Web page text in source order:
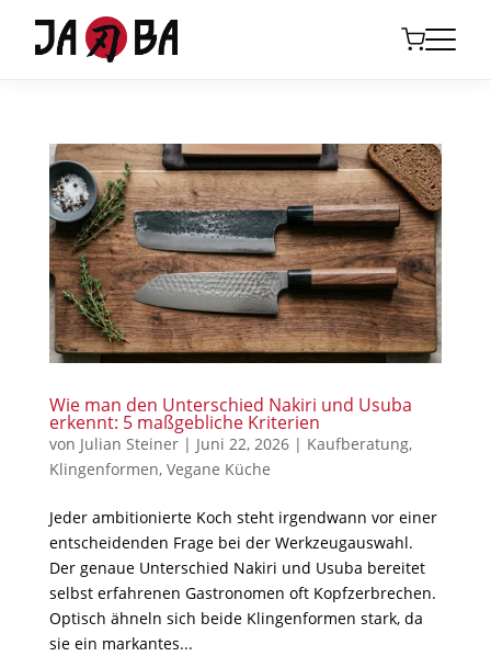
Wie man den Unterschied Nakiri und Usuba
erkennt: 5 maßgebliche Kriterien
von Julian Steiner| Juni 22, 2026| Kaufberatung,
Klingenformen, Vegane Küche
Jeder ambitionierte Koch steht irgendwann vor einer
entscheidenden Frage bei der Werkzeugauswahl.
Der genaue Unterschied Nakiri und Usuba bereitet
selbst erfahrenen Gastronomen oft Kopfzerbrechen.
Optisch ähneln sich beide Klingenformen stark, da
sie ein markantes...